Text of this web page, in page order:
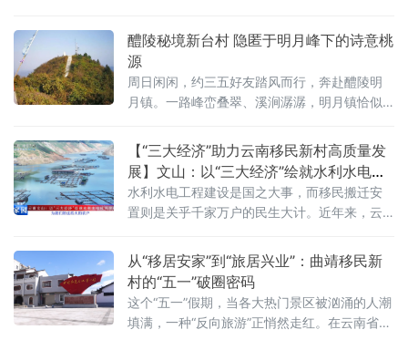
绿化黄金时节，全面启动街道、村屯、道路沿
线全域绿化美化行动，通过大规模植绿、美
化、精细管护，镇村环境面貌焕然一新，生态
宜居品质持续升级。本次绿化工作坚持全域统
筹、科学布局，打破镇村区域界限，一体化规
醴陵秘境新台村 隐匿于明月峰下的诗意桃
源
周日闲闲，约三五好友踏风而行，奔赴醴陵明
月镇。一路峰峦叠翠、溪涧潺潺，明月镇恰似
灵秀。待脚步轻叩新台村的那一刻，便懂何
为“明珠缀星”——这座坐拥醴陵之巅的古村，正
是镶嵌在明月镇肌理上，最璀璨动人的那一缕
光。明月镇的高山村落中，彰仙岭、军山早已
声名远播，新台村却似隐于深山的雅士，不事
的静谧。它的独特，先藏在醴陵“屋
【“三大经济”助力云南移民新村高质量发
展】文山：以“三大经济”绘就水利水电移
民幸福新图景
水利水电工程建设是国之大事，而移民搬迁安
置则是关乎千家万户的民生大计。近年来，云
济”战略部署，将大中型水利水电移民搬迁安置
与县域产业升级深度融合，不仅让移民群众“搬
得出、稳得住”，更走出了一条具有边境特色的
移民安居乐业与致富奔小康的新路子。
从“移居安家”到“旅居兴业”：曲靖移民新
村的“五一”破圈密码
这个“五一”假期，当各大热门景区被汹涌的人潮
填满，一种“反向旅游”正悄然走红。在云南省曲